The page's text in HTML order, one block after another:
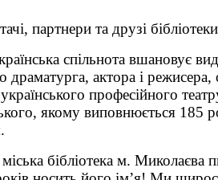
партнери та друзі
спільнота вшановує
драматурга, актора і режисера,
професійного
якому виповнюється 185
бібліотека м. Миколаєва